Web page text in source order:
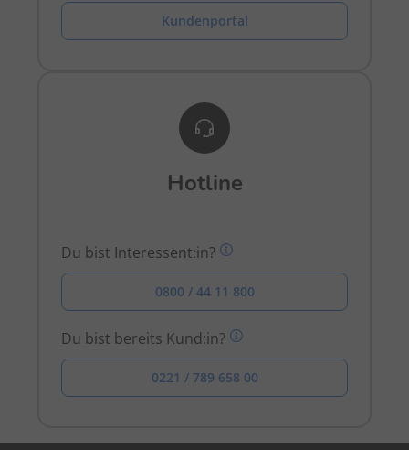
Kundenportal
Hotline
Du bist Interessent:in?
0800 / 44 11 800
Du bist bereits Kund:in?
0221 / 789 658 00